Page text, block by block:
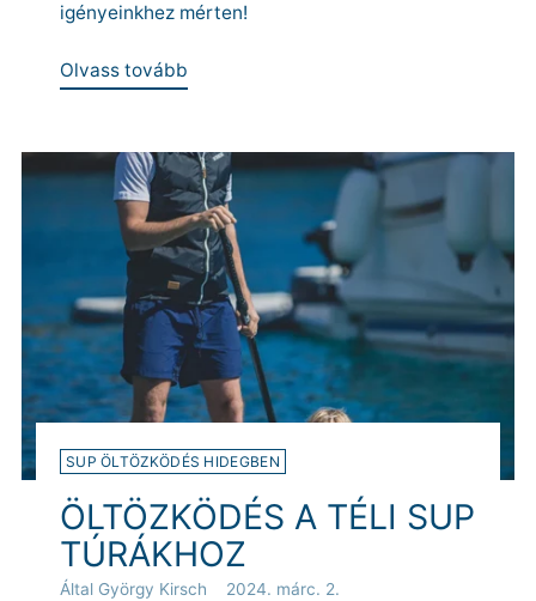
igényeinkhez mérten!
Olvass tovább
SUP ÖLTÖZKÖDÉS HIDEGBEN
ÖLTÖZKÖDÉS A TÉLI SUP
TÚRÁKHOZ
Által György Kirsch 2024. márc. 2.